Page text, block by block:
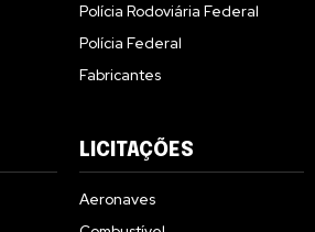
Polícia Rodoviária Federal
Polícia Federal
Fabricantes
LICITAÇÕES
Aeronaves